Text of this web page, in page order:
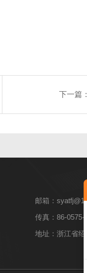
下一篇：
邮箱：
传真：86-0575-
地址：浙江省绍